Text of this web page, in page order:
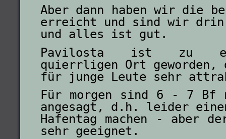
Aber dann haben wir die
erreicht und sind wir drin
und alles ist gut.
Pavilosta ist zu
quierrligen Ort geworden,
für junge Leute sehr
Für morgen sind 6 - 7 Bf
angesagt, d.h. leider
Hafentag machen - aber
sehr geeignet.